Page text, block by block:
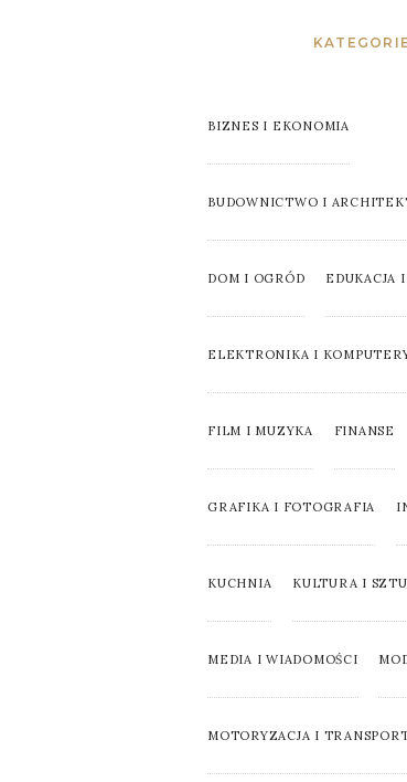
BIZNES I EKONOMIA
BUDOWNICTWO I
DOM I OGRÓD EDUKACJA
ELEKTRONIKA I
FILM I MUZYKA FINANSE
GRAFIKA I FOTOGRAFIA
KUCHNIA KULTURA I
MEDIA I WIADOMOŚCI
MOTORYZACJA I